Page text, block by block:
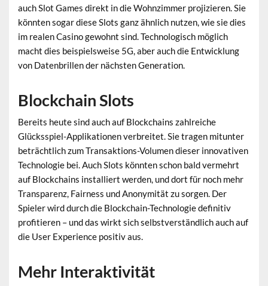
auch Slot Games direkt in die Wohnzimmer projizieren. Sie
könnten sogar diese Slots ganz ähnlich nutzen, wie sie dies
im realen Casino gewohnt sind. Technologisch möglich
macht dies beispielsweise 5G, aber auch die Entwicklung
von Datenbrillen der nächsten Generation.
Blockchain Slots
Bereits heute sind auch auf Blockchains zahlreiche
Glücksspiel-Applikationen verbreitet. Sie tragen mitunter
beträchtlich zum Transaktions-Volumen dieser innovativen
Technologie bei. Auch Slots könnten schon bald vermehrt
auf Blockchains installiert werden, und dort für noch mehr
Transparenz, Fairness und Anonymität zu sorgen. Der
Spieler wird durch die Blockchain-Technologie definitiv
profitieren – und das wirkt sich selbstverständlich auch auf
die User Experience positiv aus.
Mehr Interaktivität